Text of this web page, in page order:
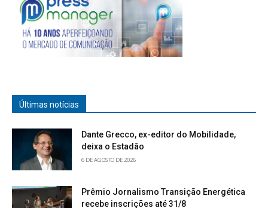
Últimas notícias
Dante Grecco, ex-editor do Mobilidade,
deixa o Estadão
6 DE AGOSTO DE 2026
Prêmio Jornalismo Transição Energética
recebe inscrições até 31/8